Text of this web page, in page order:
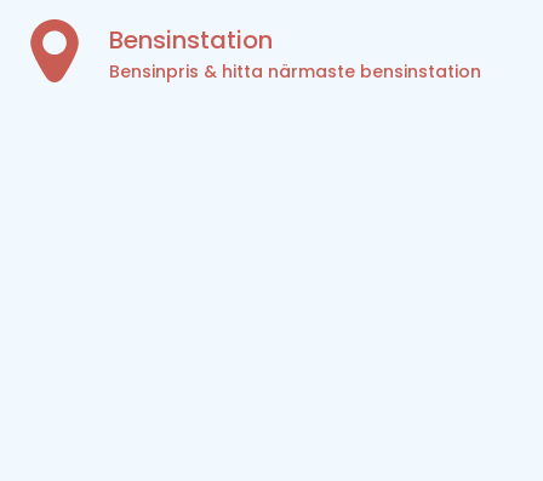
Bensinstation
Bensinpris & hitta närmaste bensinstation